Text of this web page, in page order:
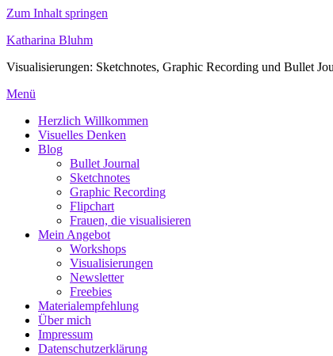
Zum Inhalt springen
Katharina Bluhm
Visualisierungen: Sketchnotes, Graphic Recording und Bullet
Menü
Herzlich Willkommen
Visuelles Denken
Blog
Bullet Journal
Sketchnotes
Graphic Recording
Flipchart
Frauen, die visualisieren
Mein Angebot
Workshops
Visualisierungen
Newsletter
Freebies
Materialempfehlung
Über mich
Impressum
Datenschutzerklärung